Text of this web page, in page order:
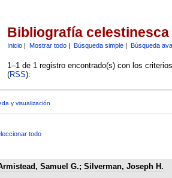
Bibliografía celestinesca
Inicio| Mostrar todo| Búsqueda simple| Búsqueda
1–1 de 1 registro encontrado(s) con los
(RSS):
y visualización
todo
Samuel G.; Silverman, Joseph H.